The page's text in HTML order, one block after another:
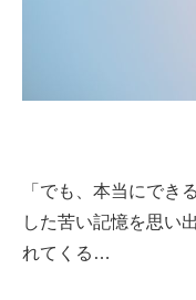
「でも、本当にでき
した苦い記憶を思い
れてくる…